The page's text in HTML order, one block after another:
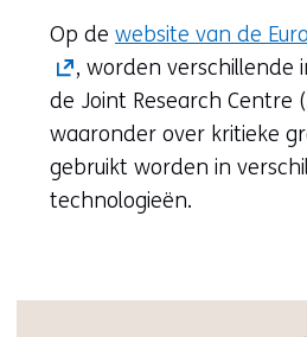
Op de website van de
, worden verschillende
de Joint Research Centre
waaronder over kritieke
gebruikt worden in
technologieën.